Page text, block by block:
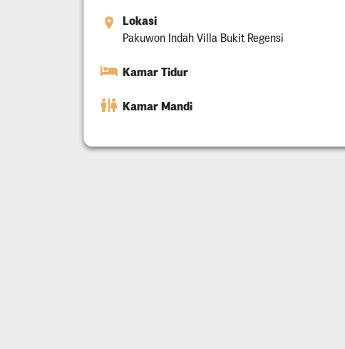
Lokasi
Pakuwon Indah Villa Bukit Regensi
Kamar Tidur
Kamar Mandi